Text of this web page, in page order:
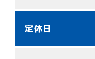
定休日